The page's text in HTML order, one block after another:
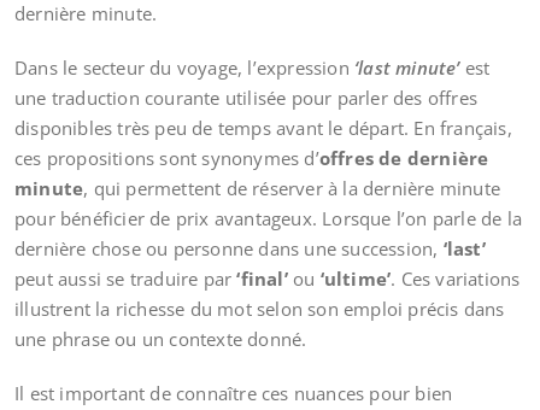
dernière minute.
Dans le secteur du voyage, l’expression ‘last minute’est
une traduction courante utilisée pour parler des offres
disponibles très peu de temps avant le départ. En français,
ces propositions sont synonymes d’offres de dernière
minute, qui permettent de réserver à la dernière minute
pour bénéficier de prix avantageux. Lorsque l’on parle de la
dernière chose ou personne dans une succession, ‘last’
peut aussi se traduire par‘final’ou ‘ultime’. Ces variations
illustrent la richesse du mot selon son emploi précis dans
une phrase ou un contexte donné.
Il est important de connaître ces nuances pour bien